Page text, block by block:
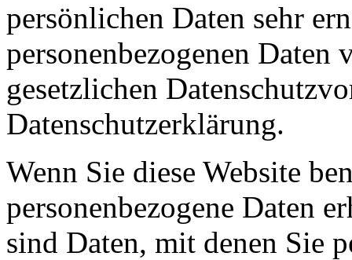
persönlichen Daten sehr
personenbezogenen Daten
gesetzlichen
Datenschutzerklärung.
Wenn Sie diese Website
personenbezogene Daten
sind Daten, mit denen Sie